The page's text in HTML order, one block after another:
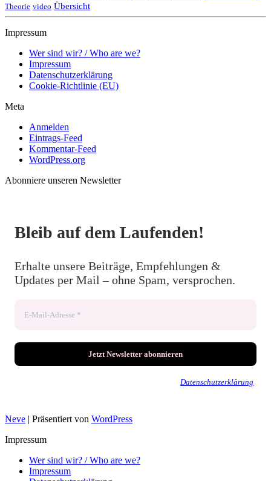
Theorie video Übersicht
Impressum
Wer sind wir? / Who are we?
Impressum
Datenschutzerklärung
Cookie-Richtlinie (EU)
Meta
Anmelden
Eintrags-Feed
Kommentar-Feed
WordPress.org
Abonniere unseren Newsletter
Bleib auf dem Laufenden!
Erhalte unsere Beiträge, Empfehlungen &
Updates per Mail – ohne Spam, versprochen.
Datenschutzerklärung
Neve | Präsentiert von WordPress
Impressum
Wer sind wir? / Who are we?
Impressum